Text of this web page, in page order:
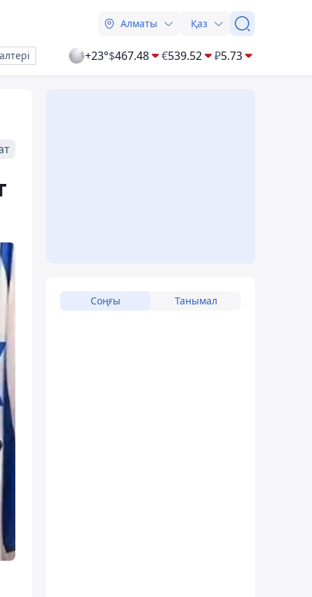
Алматы Қаз
+23°$467.48 €539.52 ₽5.73
Соңғы Танымал